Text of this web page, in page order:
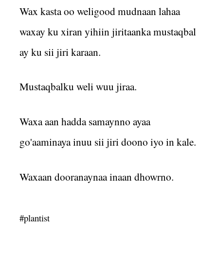
Wax kasta oo weligood mudnaan lahaa
waxay ku xiran yihiin jiritaanka mustaqbal
ay ku sii jiri karaan.
Mustaqbalku weli wuu jiraa.
Waxa aan hadda samaynno ayaa
go'aaminaya inuu sii jiri doono iyo in kale.
Waxaan dooranaynaa inaan dhowrno.
#plantist